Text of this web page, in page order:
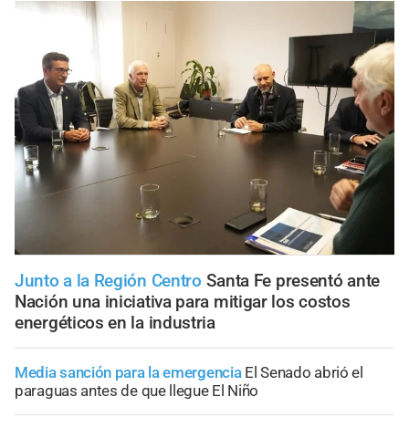
Junto a la Región Centro Santa Fe presentó ante
Nación una iniciativa para mitigar los costos
energéticos en la industria
Media sanción para la emergencia El Senado abrió el
paraguas antes de que llegue El Niño